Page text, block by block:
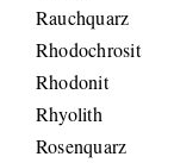
Rauchquarz
Rhodochrosit
Rhodonit
Rhyolith
Rosenquarz